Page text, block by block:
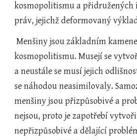
kosmopolitismu a přidružených
práv, jejichž deformovaný
Menšiny jsou základním kamenem ideologického
kosmopolitismu. Musejí se
a neustále se musí jejich
se náhodou neasimilovaly.
menšiny jsou přizpůsobivé a
nejsou, proto je zapotřebí
nepřizpůsobivé a dělající